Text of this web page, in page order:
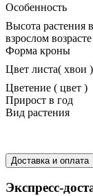
Особенность
Высота растения
взрослом возрасте
Форма кроны
Цвет листа( хвои )
Цветение ( цвет )
Прирост в год
Вид растения
Доставка и оплата
Экспресс-